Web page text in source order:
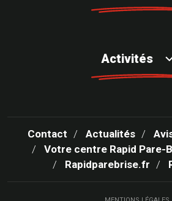
Activités
Contact Actualités
Votre centre Rapid Pare-
Rapidparebrise.fr